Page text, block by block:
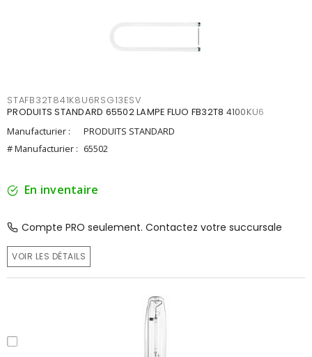
STAFB32T841K8U6RSG13ESV
PRODUITS STANDARD 65502 LAMPE FLUO FB32T8 4100KU6
Manufacturier :
PRODUITS STANDARD
# Manufacturier : 65502
En inventaire
Compte PRO seulement. Contactez votre succursale
VOIR LES DÉTAILS